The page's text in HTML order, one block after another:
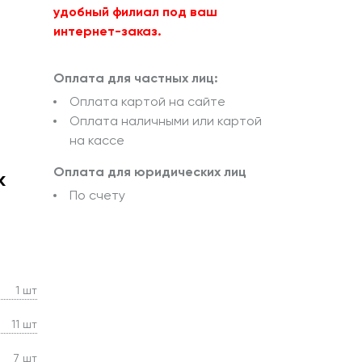
1 шт
11 шт
7 шт
удобный филиал под ваш
интернет-заказ.
Оплата для частных лиц:
Оплата картой на сайте
Оплата наличными или картой
на кассе
Оплата для юридических лиц
По счету